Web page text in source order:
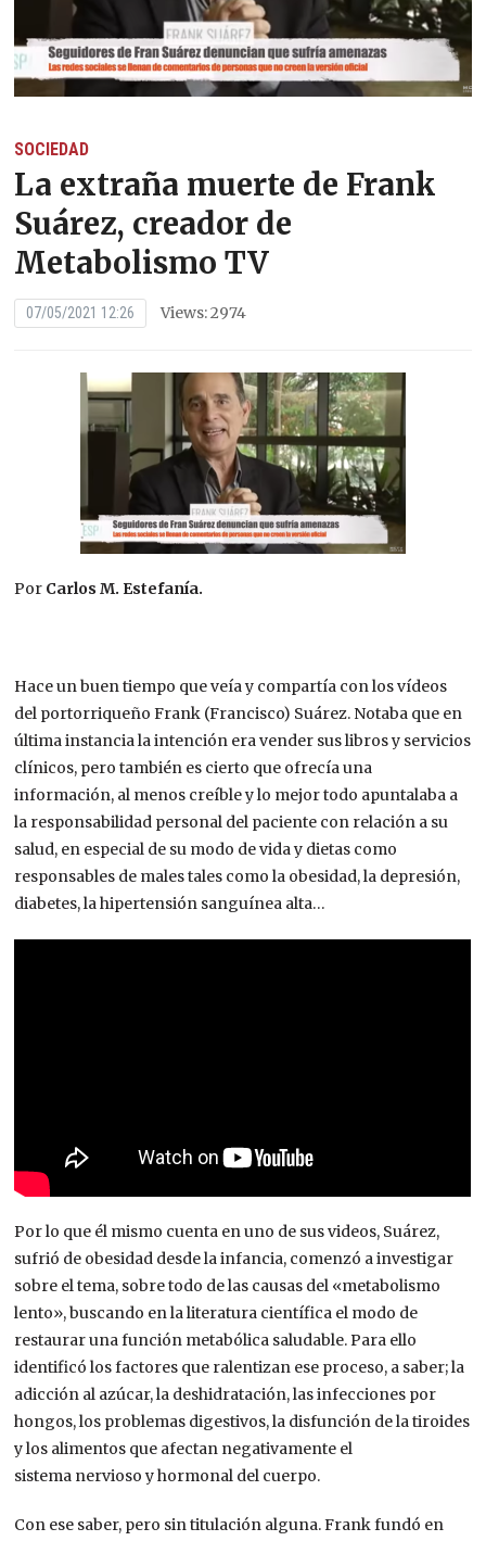
SOCIEDAD
La extraña muerte de Frank
Suárez, creador de
Metabolismo TV
07/05/2021 12:26 Views: 2974
Por Carlos M. Estefanía.
Hace un buen tiempo que veía y compartía con los vídeos
del portorriqueño Frank (Francisco) Suárez. Notaba que en
última instancia la intención era vender sus libros y servicios
clínicos, pero también es cierto que ofrecía una
información, al menos creíble y lo mejor todo apuntalaba a
la responsabilidad personal del paciente con relación a su
salud, en especial de su modo de vida y dietas como
responsables de males tales como la obesidad, la depresión,
diabetes, la hipertensión sanguínea alta…
Por lo que él mismo cuenta en uno de sus videos, Suárez,
sufrió de obesidad desde la infancia, comenzó a investigar
sobre el tema, sobre todo de las causas del «metabolismo
lento», buscando en la literatura científica el modo de
restaurar una función metabólica saludable. Para ello
identificó los factores que ralentizan ese proceso, a saber; la
adicción al azúcar, la deshidratación, las infecciones por
hongos, los problemas digestivos, la disfunción de la tiroides
y los alimentos que afectan negativamente el
sistema nervioso y hormonal del cuerpo.
Con ese saber, pero sin titulación alguna. Frank fundó en